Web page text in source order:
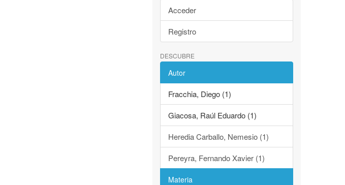
Acceder
Registro
DESCUBRE
Autor
Fracchia, Diego (1)
Giacosa, Raúl Eduardo (1)
Heredia Carballo, Nemesio (1)
Pereyra, Fernando Xavier (1)
Materia